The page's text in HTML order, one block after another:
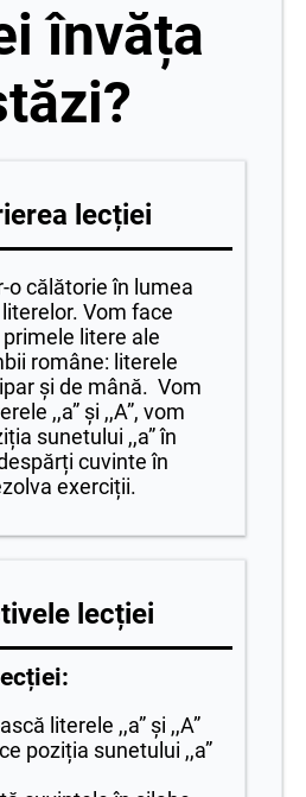
învăța
lecției
o călătorie în lumea
Vom face
litere ale
române: literele
și de mână. Vom
,,a” și ,,A”, vom
sunetului ,,a” în
cuvinte în
exerciții.
lecției
literele ,,a” și ,,A”
poziția sunetului ,,a”